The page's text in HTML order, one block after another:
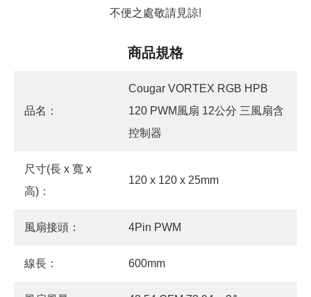
不便之處敬請見諒!
商品規格
品名：
Cougar VORTEX RGB HPB
120 PWM風扇 12公分 三風扇含
控制器
尺寸(長 x 寬 x
高)：
120 x 120 x 25mm
風扇接頭： 4Pin PWM
線長： 600mm